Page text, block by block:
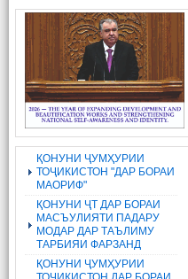
ҚОНУНИ ҶУМҲУРИИ
ТОҶИКИСТОН "ДАР БОРАИ
МАОРИФ"
ҚОНУНИ ҶТ ДАР БОРАИ
МАСЪУЛИЯТИ ПАДАРУ
МОДАР ДАР ТАЪЛИМУ
ТАРБИЯИ ФАРЗАНД
ҚОНУНИ ҶУМҲУРИИ